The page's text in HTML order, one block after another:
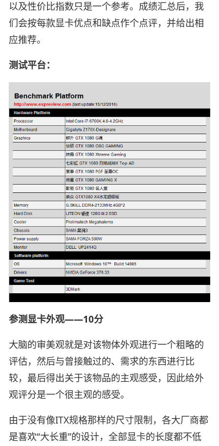
以及性价比指数只是一个参考。成绩汇总后，我
们会按每款显卡优点和缺点作个点评，并给出相
应推荐。
测试平台：
参测显卡外观——10分
大脑的审美观就是对该物体外观进行一个粗略的
评估，然后与曾接触过的、需求的东西进行比
较，最后得出关于该物品的主观感受，因此给外
观评分是一个很主观的感受。
由于没有像ITX规格那样的尺寸限制，各大厂商都
是喜欢“大长重”的设计，全部显卡的长度都不低